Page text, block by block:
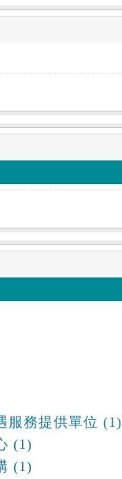
服務提供單位 (1)
(1)
(1)